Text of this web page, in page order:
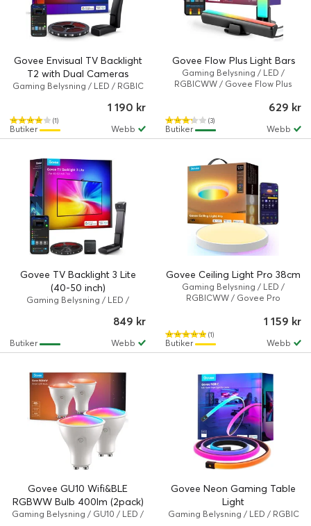
Govee Envisual TV Backlight
T2 with Dual Cameras
Gaming Belysning / LED / RGBIC
(1)
1 190 kr
Webb
Butiker
Govee Flow Plus Light Bars
Gaming Belysning / LED /
RGBICWW / Govee Flow Plus
(3)
629 kr
Webb
Butiker
Govee TV Backlight 3 Lite
(40-50 inch)
Gaming Belysning / LED /
849 kr
Webb
Butiker
Govee Ceiling Light Pro 38cm
Gaming Belysning / LED /
RGBICWW / Govee Pro
(1)
1 159 kr
Webb
Butiker
Govee GU10 Wifi&BLE
RGBWW Bulb 400lm (2pack)
Gaming Belysning / GU10 / LED /
Govee Neon Gaming Table
Light
Gaming Belysning / LED / RGBIC